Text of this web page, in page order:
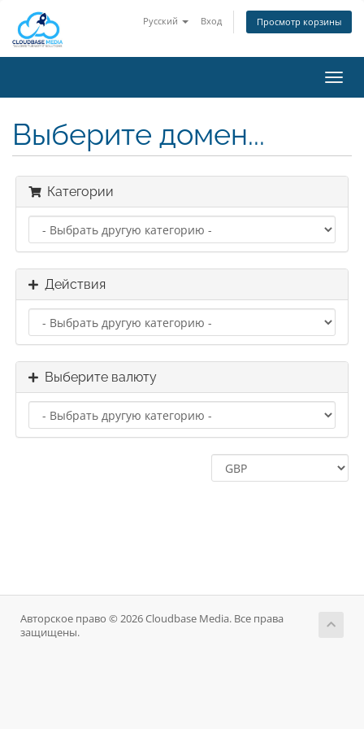
Русский Вход Просмотр корзины
Выберите домен...
Категории
Действия
Выберите валюту
Авторское право © 2026 Cloudbase Media. Все права
защищены.